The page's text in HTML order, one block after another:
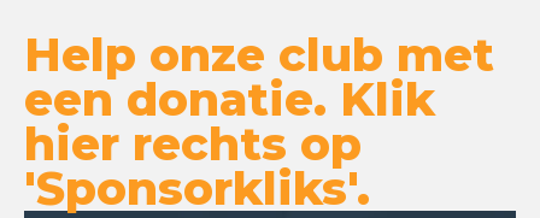
Help onze club met
een donatie. Klik
hier rechts op
'Sponsorkliks'.